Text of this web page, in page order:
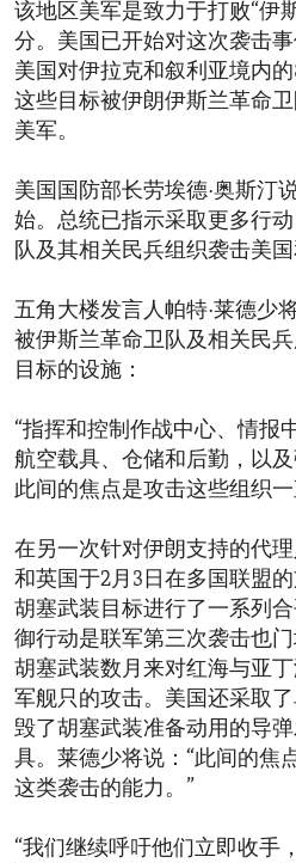
该地区美军是致力于打败“伊
分。美国已开始对这次袭击
美国对伊拉克和叙利亚境内
这些目标被伊朗伊斯兰革命
美军。
美国国防部长劳埃德·奥斯汀
始。总统已指示采取更多行
队及其相关民兵组织袭击美
五角大楼发言人帕特·莱德少
被伊斯兰革命卫队及相关民
目标的设施：
“指挥和控制作战中心、情报
航空载具、仓储和后勤，以
此间的焦点是攻击这些组织
在另一次针对伊朗支持的代
和英国于2月3日在多国联盟
胡塞武装目标进行了一系列
御行动是联军第三次袭击也
胡塞武装数月来对红海与亚
军舰只的攻击。美国还采取
毁了胡塞武装准备动用的导
具。莱德少将说：“此间的焦
这类袭击的能力。”
“我们继续呼吁他们立即收手